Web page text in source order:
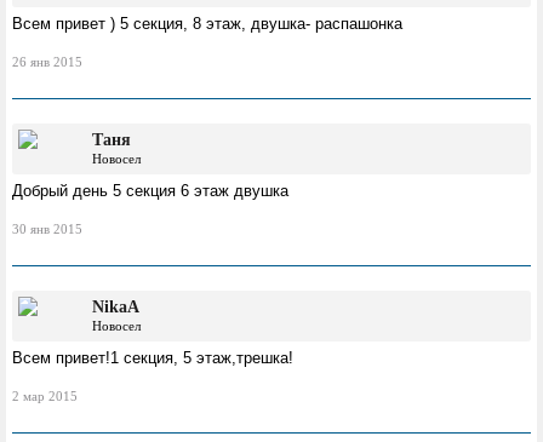
Всем привет ) 5 секция, 8 этаж, двушка- распашонка
26 янв 2015
Таня
Новосел
Добрый день 5 секция 6 этаж двушка
30 янв 2015
NikaA
Новосел
Всем привет!1 секция, 5 этаж,трешка!
2 мар 2015